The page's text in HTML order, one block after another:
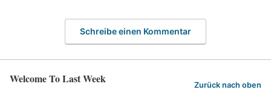
Schreibe einen Kommentar
Welcome To Last Week Zurück nach oben